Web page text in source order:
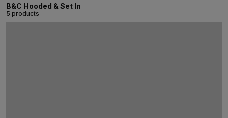
B&C Hooded & Set In
5 products